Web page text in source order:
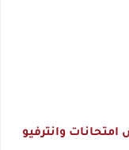
وانترفيو